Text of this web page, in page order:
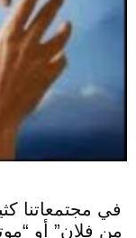
في مجتمعاتنا
من فلان” أو